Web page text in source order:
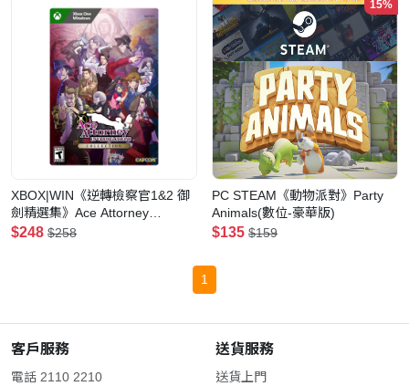
XBOX|WIN《逆轉檢察官1&2 御
劍精選集》Ace Attorney
Investigations Collection(數位
$248 $258
15%
PC STEAM《動物派對》Party
Animals(數位-豪華版)
$135 $159
1
客戶服務
電話 2110 2210
送貨服務
送貨上門